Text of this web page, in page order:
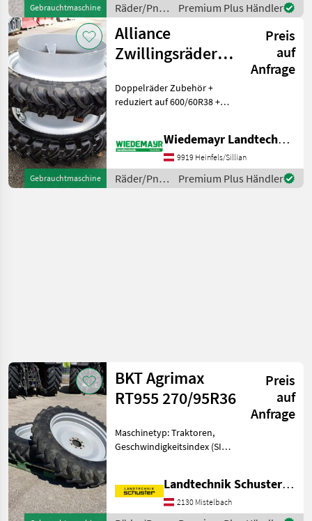
Gebrauchtmaschine
Räder/Pneu/Felgen
/ Sonstige
Premium Plus Händler
Gebrauchtmaschine
Alliance
Zwillingsräder
Preis
auf
Anfrage
Doppelräder Zubehör +
reduziert auf 600/60R38 +
420/85R38, 16.9R38
Rücksprache bzw. Vergleich
Maß des Aufnahmeringes +
Wiedemayr Landtechnik GmbH
9919 Heinfels/Sillian
Räder/Pneu/Felgen
/ Alliance
Premium Plus Händler
BKT Agrimax
RT955 270/95R36
Preis
auf
Anfrage
Maschinetyp: Traktoren,
Geschwindigkeitsindex (SI):
Schlauchlos (TL), Bauweise:
Radialreifen,
Felgendurchmess
Landtechnik Schuster Niederlassung Mistelbach
2130 Mistelbach